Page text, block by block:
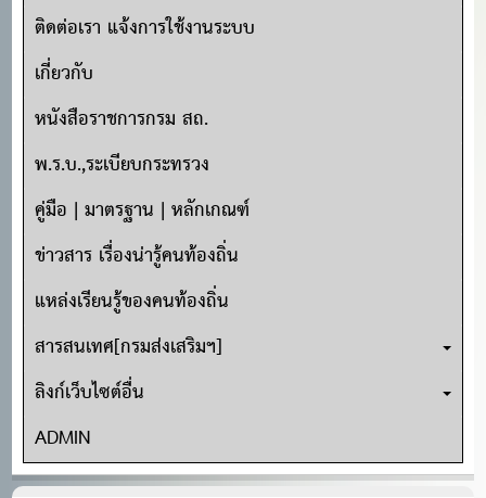
ติดต่อเรา แจ้งการใช้งานระบบ
เกี่ยวกับ
หนังสือราชการกรม สถ.
พ.ร.บ.,ระเบียบกระทรวง
คู่มือ | มาตรฐาน | หลักเกณฑ์
ข่าวสาร เรื่องน่ารู้คนท้องถิ่น
แหล่งเรียนรู้ของคนท้องถิ่น
สารสนเทศ[กรมส่งเสริมฯ]
ลิงก์เว็บไซต์อื่น
ADMIN